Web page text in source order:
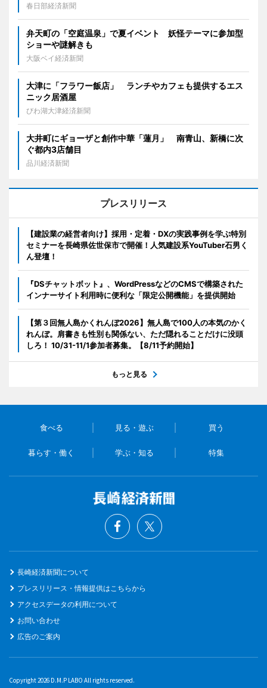
春日部経済新聞
弁天町の「空庭温泉」で夏イベント 妖怪テーマに参加型
ショーや謎解きも
大阪ベイ経済新聞
大津に「フラワー飯店」 ランチやカフェも提供するエス
ニック居酒屋
びわ湖大津経済新聞
大井町にギョーザと創作中華「蓮月」 南青山、新橋に次
ぐ都内3店舗目
品川経済新聞
プレスリリース
【建設業の経営者向け】採用・定着・DXの実践事例を学ぶ特別
セミナーを長崎県佐世保市で開催！人気建設系YouTuber石男く
ん登壇！
『DSチャットボット』、WordPressなどのCMSで構築された
インナーサイト利用時に便利な「限定公開機能」を提供開始
【第３回無人島かくれんぼ2026】無人島で100人の本気のかく
れんぼ。肩書きも性別も関係ない、ただ隠れることだけに没頭
しろ！ 10/31-11/1参加者募集。【8/11予約開始】
もっと見る
食べる 見る・遊ぶ 買う
暮らす・働く 学ぶ・知る 特集
長崎経済新聞について
プレスリリース・情報提供はこちらから
アクセスデータの利用について
お問い合わせ
広告のご案内
Copyright 2026 D.M.P LABO All rights reserved.